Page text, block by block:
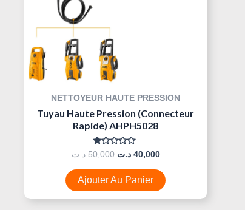
NETTOYEUR HAUTE PRESSION
Tuyau Haute Pression (Connecteur
Rapide) AHPH5028
Note
Sur
5
50,000 د.ت 40,000 د.ت
Ajouter Au Panier